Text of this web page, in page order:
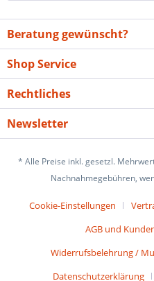
Beratung gewünscht?
Shop Service
Rechtliches
Newsletter
* Alle Preise inkl. gesetzl.
Nachnahmegebühren,
Cookie-Einstellungen
AGB und
Widerrufsbelehrung /
Datenschutzerklärung